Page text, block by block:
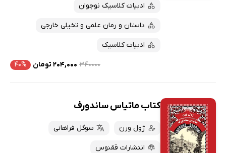
ادبیات کلاسیک نوجوان
داستان و رمان علمی و تخیلی خارجی
ادبیات کلاسیک
۳۴۰۰۰۰ ۲۰۴,۰۰۰ تومان ۴۰%
کتاب ماتیاس ساندورف
ژول ورن سوگل فراهانی
انتشارات ققنوس